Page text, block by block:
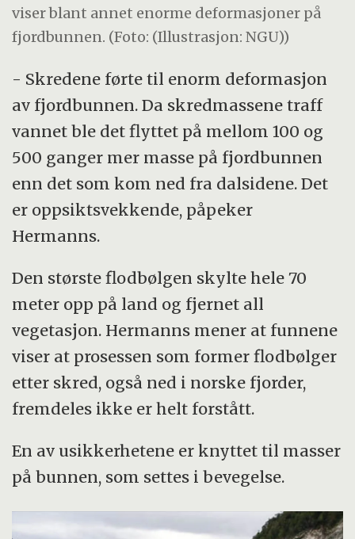
viser blant annet enorme deformasjoner på
fjordbunnen. (Foto: (Illustrasjon: NGU))
- Skredene førte til enorm deformasjon
av fjordbunnen. Da skredmassene traff
vannet ble det flyttet på mellom 100 og
500 ganger mer masse på fjordbunnen
enn det som kom ned fra dalsidene. Det
er oppsiktsvekkende, påpeker
Hermanns.
Den største flodbølgen skylte hele 70
meter opp på land og fjernet all
vegetasjon. Hermanns mener at funnene
viser at prosessen som former flodbølger
etter skred, også ned i norske fjorder,
fremdeles ikke er helt forstått.
En av usikkerhetene er knyttet til masser
på bunnen, som settes i bevegelse.